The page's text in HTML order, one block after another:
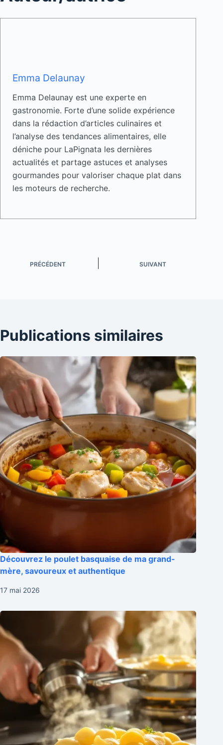
Emma Delaunay
Emma Delaunay est une experte en
gastronomie. Forte d’une solide expérience
dans la rédaction d’articles culinaires et
l’analyse des tendances alimentaires, elle
déniche pour LaPignata les dernières
actualités et partage astuces et analyses
gourmandes pour valoriser chaque plat dans
les moteurs de recherche.
PRÉCÉDENT SUIVANT
Publications similaires
Découvrez le poulet basquaise de ma grand-
mère, savoureux et authentique
17 mai 2026